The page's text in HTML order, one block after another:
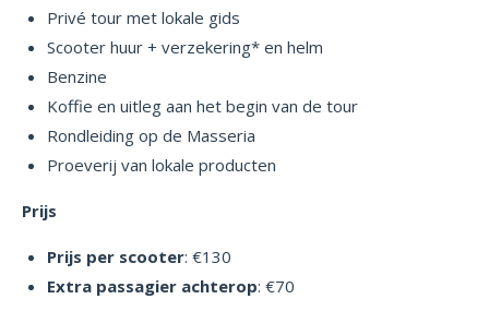
Privé tour met lokale gids
Scooter huur + verzekering* en helm
Benzine
Koffie en uitleg aan het begin van de tour
Rondleiding op de Masseria
Proeverij van lokale producten
Prijs
Prijs per scooter: €130
Extra passagier achterop: €70